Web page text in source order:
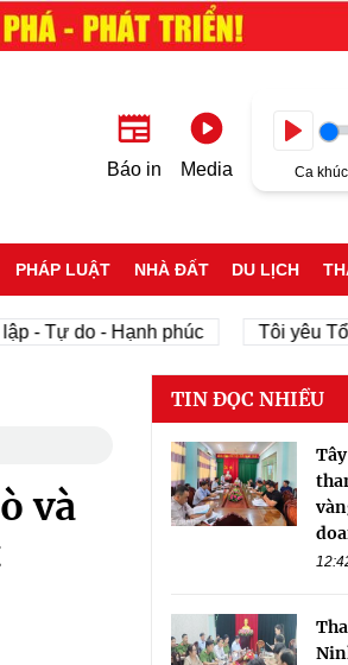
Báo in Media Ca
PHÁP LUẬT NHÀ ĐẤT DU LỊCH
do - Hạnh phúc Tôi yêu Tổ
và
TIN ĐỌC NHIỀU